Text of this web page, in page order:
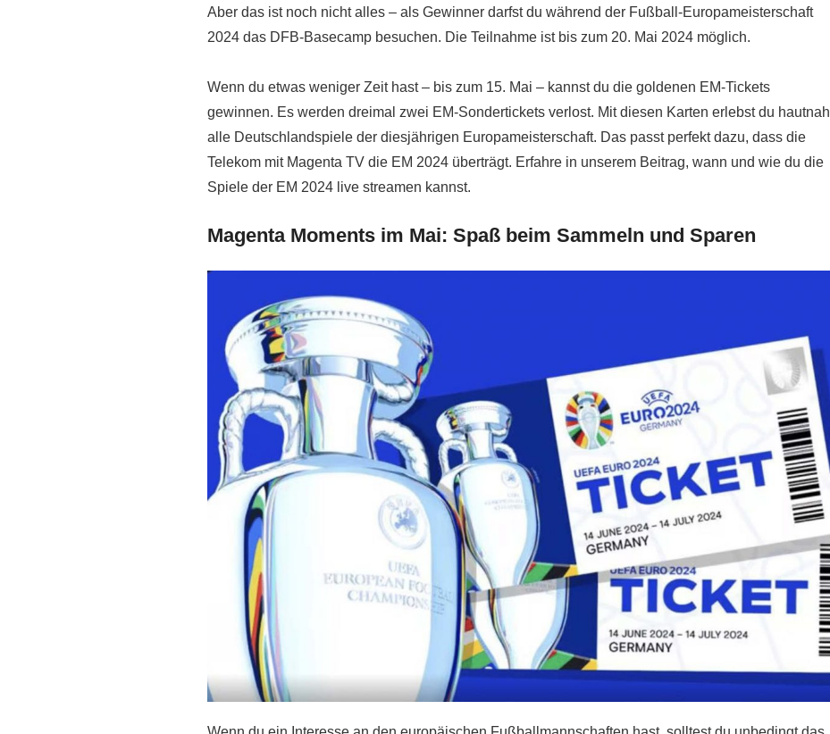
Aber das ist noch nicht alles – als Gewinner darfst du während der Fußball-Europameisterschaft
2024 das DFB-Basecamp besuchen. Die Teilnahme ist bis zum 20. Mai 2024 möglich.
Wenn du etwas weniger Zeit hast – bis zum 15. Mai – kannst du die goldenen EM-Tickets
gewinnen. Es werden dreimal zwei EM-Sondertickets verlost. Mit diesen Karten erlebst du hautnah
alle Deutschlandspiele der diesjährigen Europameisterschaft. Das passt perfekt dazu, dass die
Telekom mit Magenta TV die EM 2024 überträgt. Erfahre in unserem Beitrag, wann und wie du die
Spiele der EM 2024 live streamen kannst.
Magenta Moments im Mai: Spaß beim Sammeln und Sparen